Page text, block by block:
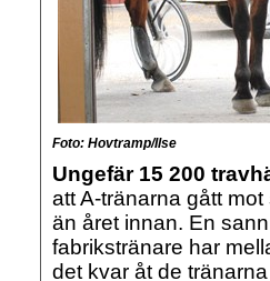
Foto: Hovtramp/Ilse
Ungefär 15 200
att A-tränarna gått
än året innan. En
fabrikstränare har
det kvar åt de